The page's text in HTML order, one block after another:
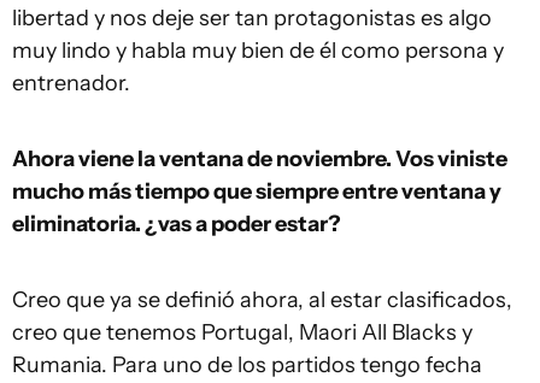
libertad y nos deje ser tan protagonistas es algo
muy lindo y habla muy bien de él como persona y
entrenador.
Ahora viene la ventana de noviembre. Vos viniste
mucho más tiempo que siempre entre ventana y
eliminatoria. ¿vas a poder estar?
Creo que ya se definió ahora, al estar clasificados,
creo que tenemos Portugal, Maori All Blacks y
Rumania. Para uno de los partidos tengo fecha